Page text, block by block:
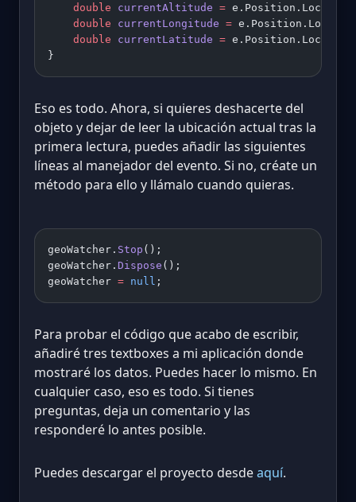
    double
currentAltitude =
    double
currentLongitude =
    double
currentLatitude =
}
Eso es todo. Ahora, si quieres deshacerte del
objeto y dejar de leer la ubicación actual tras la
primera lectura, puedes añadir las siguientes
líneas al manejador del evento. Si no, créate un
método para ello y llámalo cuando quieras.
geoWatcher. Stop ();
geoWatcher. Dispose ();
geoWatcher = null ;
Para probar el código que acabo de escribir,
añadiré tres textboxes a mi aplicación donde
mostraré los datos. Puedes hacer lo mismo. En
cualquier caso, eso es todo. Si tienes
preguntas, deja un comentario y las
responderé lo antes posible.
Puedes descargar el proyecto desdeaquí.